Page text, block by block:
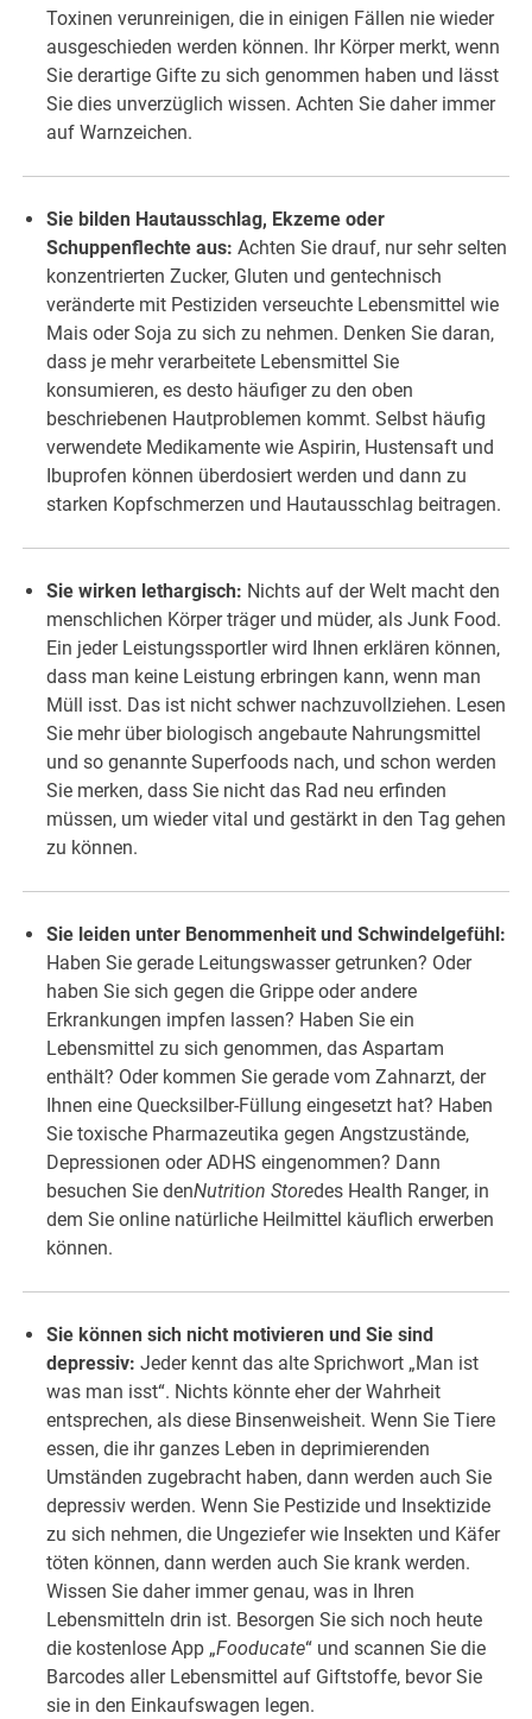
Toxinen verunreinigen, die in einigen Fällen nie wieder
ausgeschieden werden können. Ihr Körper merkt, wenn
Sie derartige Gifte zu sich genommen haben und lässt
Sie dies unverzüglich wissen. Achten Sie daher immer
auf Warnzeichen.
Sie bilden Hautausschlag, Ekzeme oder
Schuppenflechte aus: Achten Sie drauf, nur sehr selten
konzentrierten Zucker, Gluten und gentechnisch
veränderte mit Pestiziden verseuchte Lebensmittel wie
Mais oder Soja zu sich zu nehmen. Denken Sie daran,
dass je mehr verarbeitete Lebensmittel Sie
konsumieren, es desto häufiger zu den oben
beschriebenen Hautproblemen kommt. Selbst häufig
verwendete Medikamente wie Aspirin, Hustensaft und
Ibuprofen können überdosiert werden und dann zu
starken Kopfschmerzen und Hautausschlag beitragen.
Sie wirken lethargisch: Nichts auf der Welt macht den
menschlichen Körper träger und müder, als Junk Food.
Ein jeder Leistungssportler wird Ihnen erklären können,
dass man keine Leistung erbringen kann, wenn man
Müll isst. Das ist nicht schwer nachzuvollziehen. Lesen
Sie mehr über biologisch angebaute Nahrungsmittel
und so genannte Superfoods nach, und schon werden
Sie merken, dass Sie nicht das Rad neu erfinden
müssen, um wieder vital und gestärkt in den Tag gehen
zu können.
Sie leiden unter Benommenheit und Schwindelgefühl:
Haben Sie gerade Leitungswasser getrunken? Oder
haben Sie sich gegen die Grippe oder andere
Erkrankungen impfen lassen? Haben Sie ein
Lebensmittel zu sich genommen, das Aspartam
enthält? Oder kommen Sie gerade vom Zahnarzt, der
Ihnen eine Quecksilber-Füllung eingesetzt hat? Haben
Sie toxische Pharmazeutika gegen Angstzustände,
Depressionen oder ADHS eingenommen? Dann
besuchen Sie denNutrition Storedes Health Ranger, in
dem Sie online natürliche Heilmittel käuflich erwerben
können.
Sie können sich nicht motivieren und Sie sind
depressiv: Jeder kennt das alte Sprichwort „Man ist
was man isst“. Nichts könnte eher der Wahrheit
entsprechen, als diese Binsenweisheit. Wenn Sie Tiere
essen, die ihr ganzes Leben in deprimierenden
Umständen zugebracht haben, dann werden auch Sie
depressiv werden. Wenn Sie Pestizide und Insektizide
zu sich nehmen, die Ungeziefer wie Insekten und Käfer
töten können, dann werden auch Sie krank werden.
Wissen Sie daher immer genau, was in Ihren
Lebensmitteln drin ist. Besorgen Sie sich noch heute
die kostenlose App „Fooducate“ und scannen Sie die
Barcodes aller Lebensmittel auf Giftstoffe, bevor Sie
sie in den Einkaufswagen legen.